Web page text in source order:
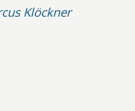
Klöckner